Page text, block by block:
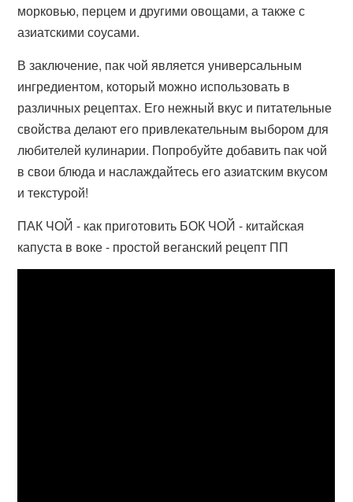
морковью, перцем и другими овощами, а также с
азиатскими соусами.
В заключение, пак чой является универсальным
ингредиентом, который можно использовать в
различных рецептах. Его нежный вкус и питательные
свойства делают его привлекательным выбором для
любителей кулинарии. Попробуйте добавить пак чой
в свои блюда и наслаждайтесь его азиатским вкусом
и текстурой!
ПАК ЧОЙ - как приготовить БОК ЧОЙ - китайская
капуста в воке - простой веганский рецепт ПП